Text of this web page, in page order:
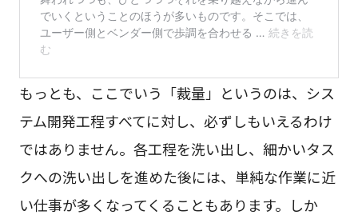
もっとも、ここでいう「裁量」というのは、シス
テム開発工程すべてに対し、必ずしもいえるわけ
ではありません。各工程を洗い出し、細かいタス
クへの洗い出しを進めた後には、単純な作業に近
い仕事が多くなってくることもあります。しか